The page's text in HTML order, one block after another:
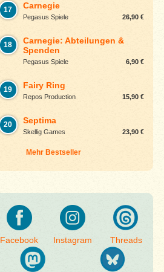
17 Carnegie
Pegasus Spiele 26,90 €
18
Carnegie: Abteilungen &
Spenden
Pegasus Spiele 6,90 €
19 Fairy Ring
Repos Production 15,90 €
20 Septima
Skellig Games 23,90 €
Mehr Bestseller
Facebook Instagram Threads